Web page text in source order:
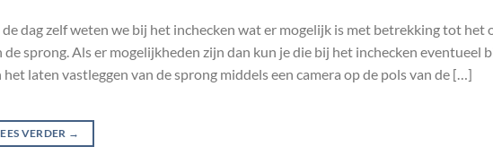
dag zelf weten we bij het inchecken wat er mogelijk is met betrekking tot het
de sprong. Als er mogelijkheden zijn dan kun je die bij het inchecken eventueel
het laten vastleggen van de sprong middels een camera op de pols van de […]
VERDER →